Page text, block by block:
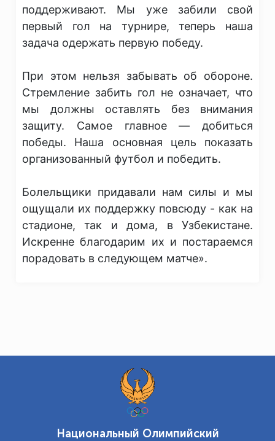
поддерживают. Мы уже забили свой
первый гол на турнире, теперь наша
задача одержать первую победу.
При этом нельзя забывать об обороне.
Стремление забить гол не означает, что
мы должны оставлять без внимания
защиту. Самое главное — добиться
победы. Наша основная цель показать
организованный футбол и победить.
Болельщики придавали нам силы и мы
ощущали их поддержку повсюду - как на
стадионе, так и дома, в Узбекистане.
Искренне благодарим их и постараемся
порадовать в следующем матче».
Национальный Олимпийский